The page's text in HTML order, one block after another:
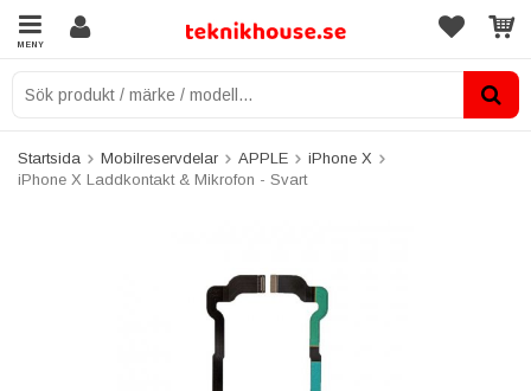
MENY
Startsida Mobilreservdelar APPLE
iPhone X
iPhone X Laddkontakt & Mikrofon - Svart